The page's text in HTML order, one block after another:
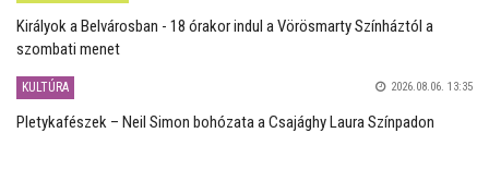
Királyok a Belvárosban - 18 órakor indul a Vörösmarty Színháztól a
szombati menet
KULTÚRA 2026.08.06. 13:35
Pletykafészek – Neil Simon bohózata a Csajághy Laura Színpadon